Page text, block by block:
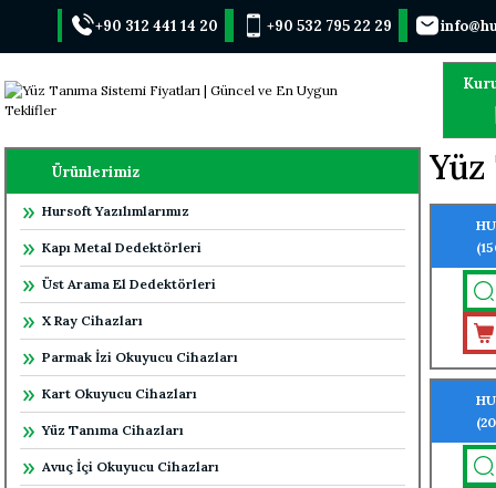
+90 312 441 14 20 +90 532 795 22 29
Ürünlerimiz
Hursoft Yazılımlarımız
Kapı Metal Dedektörleri
Üst Arama El Dedektörleri
X Ray Cihazları
Parmak İzi Okuyucu Cihazları
Kart Okuyucu Cihazları
Yüz Tanıma Cihazları
Avuç İçi Okuyucu Cihazları